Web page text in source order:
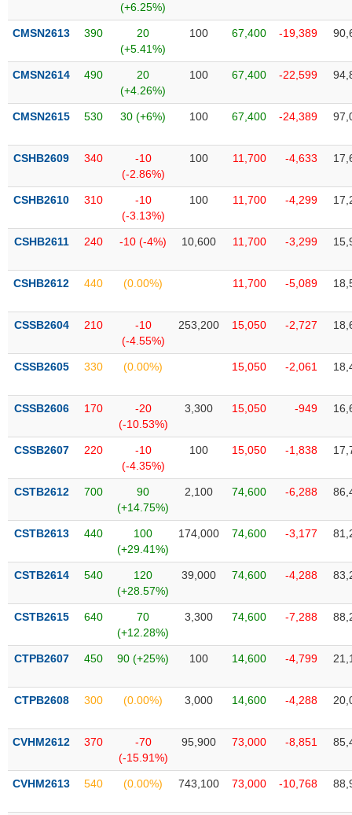
(+6.25%)
CMSN2613 390
20
(+5.41%)
100 67,400 -19,389
CMSN2614 490
20
(+4.26%)
100 67,400 -22,599
CMSN2615 530 30 (+6%) 100 67,400 -24,389
CSHB2609 340
-10
(-2.86%)
100 11,700 -4,633
CSHB2610 310
-10
(-3.13%)
100 11,700 -4,299
CSHB2611 240 -10 (-4%) 10,600 11,700 -3,299
CSHB2612 440 (0.00%) 11,700 -5,089
CSSB2604 210
-10
(-4.55%)
253,200 15,050 -2,727
CSSB2605 330 (0.00%) 15,050 -2,061
CSSB2606 170
-20
(-10.53%)
3,300 15,050 -949
CSSB2607 220
-10
(-4.35%)
100 15,050 -1,838
CSTB2612 700
90
(+14.75%)
2,100 74,600 -6,288
CSTB2613 440
100
(+29.41%)
174,000 74,600 -3,177
CSTB2614 540
120
(+28.57%)
39,000 74,600 -4,288
CSTB2615 640
70
(+12.28%)
3,300 74,600 -7,288
CTPB2607 450 90 (+25%) 100 14,600 -4,799
CTPB2608 300 (0.00%) 3,000 14,600 -4,288
CVHM2612 370
-70
(-15.91%)
95,900 73,000 -8,851
CVHM2613 540 (0.00%) 743,100 73,000 -10,768
Thuật
ngữ
vụ
(-)
tạo
Công
đầu
tư
Truyền
tài
chính
Dữ
tài
chính